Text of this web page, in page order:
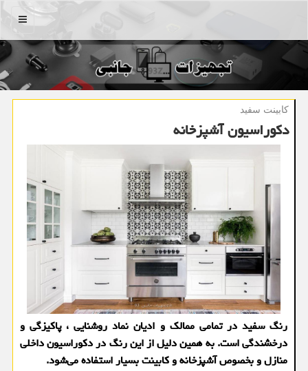
منو
كابینت سفید
دكوراسیون آشپزخانه
رنگ سفید در تمامی ممالك و ادیان نماد روشنایی ، پاكیزگی و
درخشندگی است. به همین دلیل از این رنگ در دكوراسیون داخلی
منازل و بخصوص آشپزخانه و كابینت بسیار استفاده می‌شود.